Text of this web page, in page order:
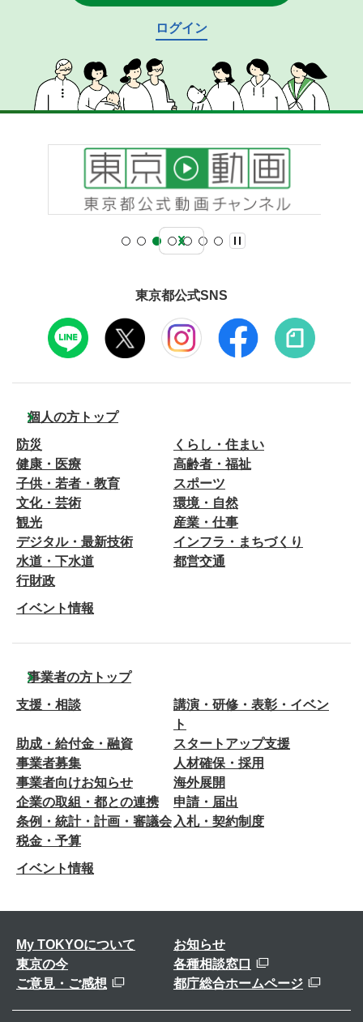
ログイン
東京都公式SNS
個人の方トップ
防災
くらし・住まい
健康・医療
高齢者・福祉
子供・若者・教育
スポーツ
文化・芸術
環境・自然
観光
産業・仕事
デジタル・最新技術
インフラ・まちづくり
水道・下水道
都営交通
行財政
イベント情報
事業者の方トップ
支援・相談
講演・研修・表彰・イベン
ト
助成・給付金・融資
スタートアップ支援
事業者募集
人材確保・採用
事業者向けお知らせ
海外展開
企業の取組・都との連携
申請・届出
条例・統計・計画・審議会 入札・契約制度
税金・予算
イベント情報
My TOKYOについて
お知らせ
東京の今
各種相談窓口
ご意見・ご感想
都庁総合ホームページ